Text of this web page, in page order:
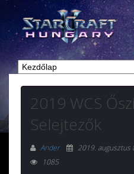
2019 WCS
Selejtezők
Ander 2019. augusztus
1085